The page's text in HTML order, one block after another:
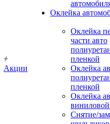
Акции
Оклейка
Оклейка
части авто
пленкой
Оклейка
пленкой
Оклейка
Снятие/